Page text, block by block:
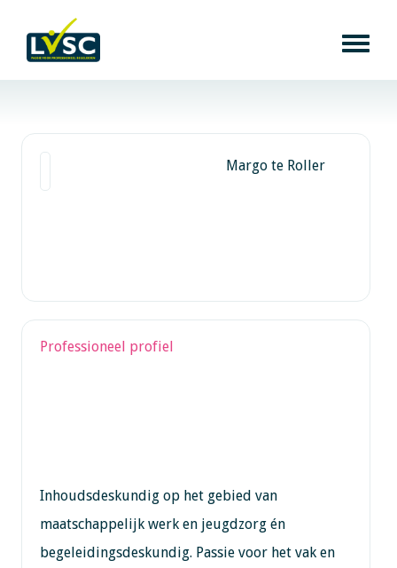
Margo te Roller
Professioneel profiel
Inhoudsdeskundig op het gebied van
maatschappelijk werk en jeugdzorg én
begeleidingsdeskundig. Passie voor het vak en